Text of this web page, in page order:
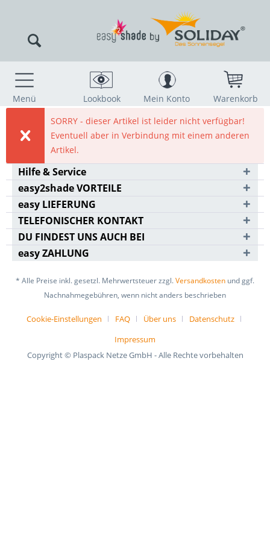
Menü Lookbook Mein Konto
Warenkorb
SORRY - dieser Artikel ist leider nicht verfügbar!
Eventuell aber in Verbindung mit einem anderen
Artikel.
Hilfe & Service
easy2shade VORTEILE
easy LIEFERUNG
TELEFONISCHER KONTAKT
DU FINDEST UNS AUCH BEI
easy ZAHLUNG
* Alle Preise inkl. gesetzl. Mehrwertsteuer zzgl.Versandkosten und ggf.
Nachnahmegebühren, wenn nicht anders beschrieben
Cookie-Einstellungen FAQ Über uns
Datenschutz
Impressum
Copyright © Plaspack Netze GmbH - Alle Rechte vorbehalten